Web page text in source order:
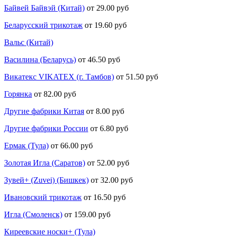
Байвей Байвэй (Китай) от 29.00 руб
Беларусский трикотаж от 19.60 руб
Вальс (Китай)
Василина (Беларусь) от 46.50 руб
Викатекс VIKATEX (г. Тамбов) от 51.50 руб
Горянка от 82.00 руб
Другие фабрики Китая от 8.00 руб
Другие фабрики России от 6.80 руб
Ермак (Тула) от 66.00 руб
Золотая Игла (Саратов) от 52.00 руб
Зувей+ (Zuvei) (Бишкек) от 32.00 руб
Ивановский трикотаж от 16.50 руб
Игла (Смоленск) от 159.00 руб
Киреевские носки+ (Тула)